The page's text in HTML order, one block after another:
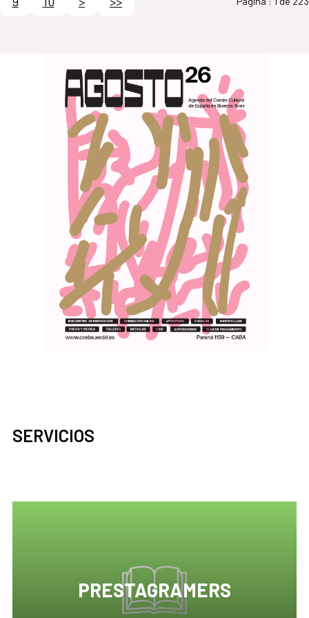
SERVICIOS
PRESTAGRAMERS